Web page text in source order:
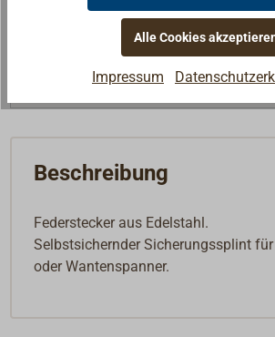
In den Warenkorb
Beschreibung
Federstecker aus Edelstahl.
Selbstsichernder Sicherungssplint
oder Wantenspanner.
Alle Cookies
Impressum